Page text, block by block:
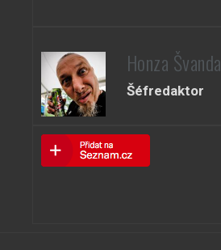
Honza Švanda
Šéfredaktor